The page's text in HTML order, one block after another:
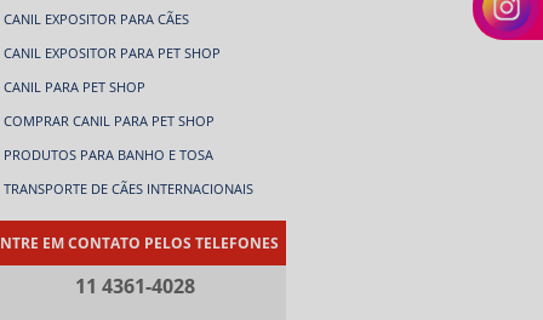
CANIL EXPOSITOR PARA CÃES
CANIL EXPOSITOR PARA PET SHOP
CANIL PARA PET SHOP
COMPRAR CANIL PARA PET SHOP
PRODUTOS PARA BANHO E TOSA
TRANSPORTE DE CÃES INTERNACIONAIS
EM CONTATO PELOS TELEFONES
11 4361-4028